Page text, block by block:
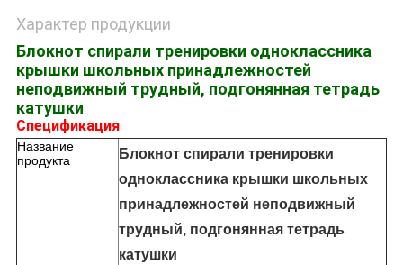
Характер продукции
Блокнот спирали тренировки одноклассника
крышки школьных принадлежностей
неподвижный трудный, подгонянная тетрадь
катушки
Спецификация
Название
продукта
Блокнот спирали тренировки
одноклассника крышки школьных
принадлежностей неподвижный
трудный, подгонянная тетрадь
катушки